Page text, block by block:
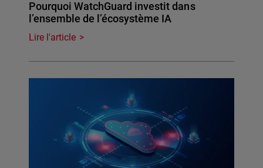
Pourquoi WatchGuard investit dans
l’ensemble de l’écosystème IA
Lire l'article